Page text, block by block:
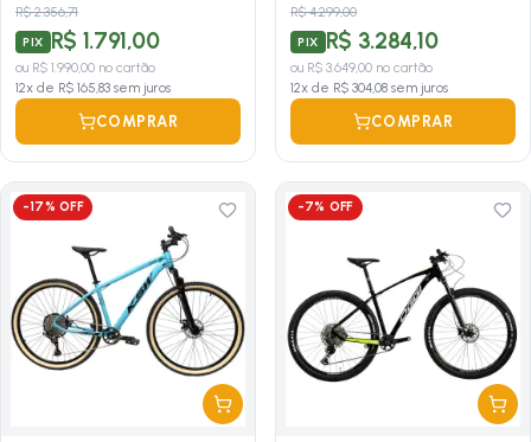
R$ 2.356,71
PIX R$ 1.791,00
ou R$ 1.990,00 no cartão
12x de R$ 165,83 sem juros
COMPRAR
R$ 4.299,00
PIX R$ 3.284,10
ou R$ 3.649,00 no cartão
12x de R$ 304,08 sem juros
COMPRAR
-17% OFF -7% OFF